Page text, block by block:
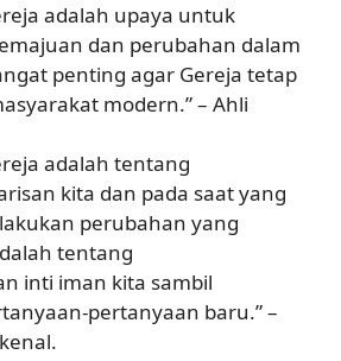
adalah upaya untuk
dan perubahan dalam
penting agar Gereja tetap
modern.” – Ahli
adalah tentang
kita dan pada saat yang
perubahan yang
tentang
inti iman kita sambil
pertanyaan baru.” –